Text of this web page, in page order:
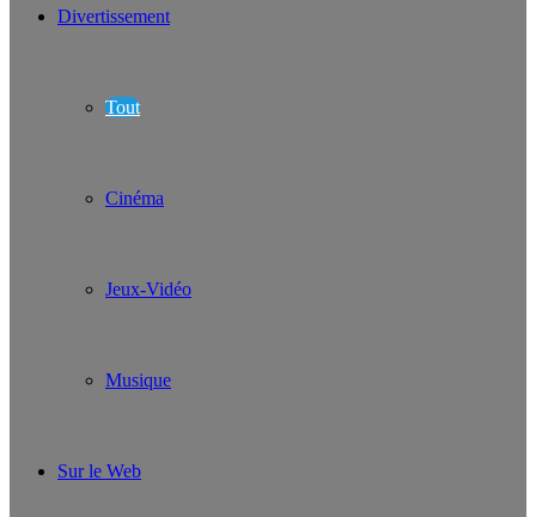
Divertissement
Tout
Cinéma
Jeux-Vidéo
Musique
Sur le Web